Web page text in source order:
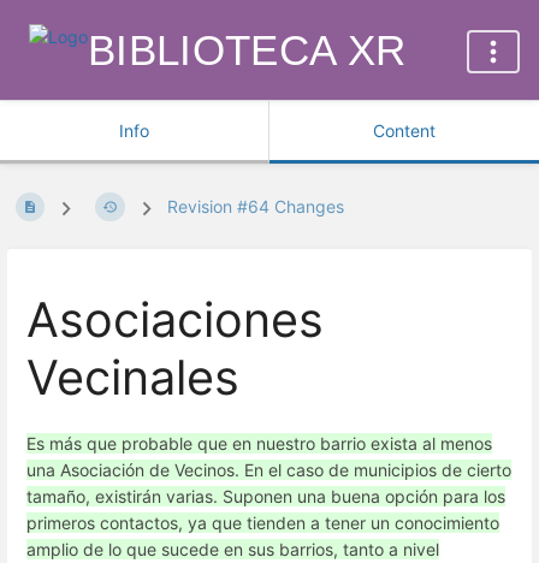
BIBLIOTECA XR
Info Content
Revision #64 Changes
Asociaciones
Vecinales
Es más que probable que en nuestro barrio exista al menos
una Asociación de Vecinos. En el caso de municipios de cierto
tamaño, existirán varias. Suponen una buena opción para los
primeros contactos, ya que tienden a tener un conocimiento
amplio de lo que sucede en sus barrios, tanto a nivel